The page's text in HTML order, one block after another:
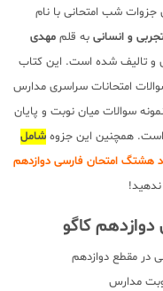
جزوات شب امتحانی با نام
و انسانی به قلم مهدی
و تالیف شده است. این کتاب
امتحانات سراسری مدارس
سوالات میان نوبت و پایان
است. همچنین این جزوه شامل
هشتگ امتحان فارسی دوازدهم
ندهید!
کاگو